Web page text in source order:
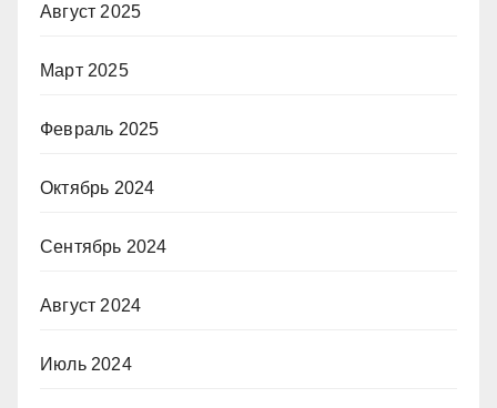
Август 2025
Март 2025
Февраль 2025
Октябрь 2024
Сентябрь 2024
Август 2024
Июль 2024